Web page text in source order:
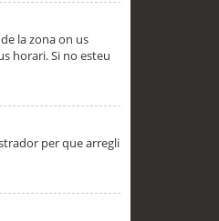
la zona on us
horari. Si no esteu
per que arregli